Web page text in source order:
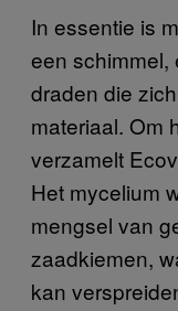
In essentie is
een schimmel,
draden die
materiaal. Om
verzamelt
Het mycelium
mengsel van
zaadkiemen,
kan